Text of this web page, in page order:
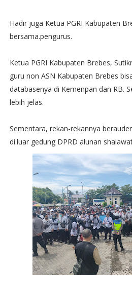
Hadir juga Ketua PGRI Kabupaten
bersama.pengurus.
Ketua PGRI Kabupaten Brebes,
guru non ASN Kabupaten Brebes
databasenya di Kemenpan dan RB.
lebih jelas.
Sementara, rekan-rekannya
di.luar gedung DPRD alunan